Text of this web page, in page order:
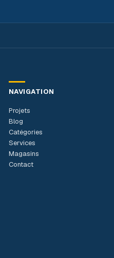
NAVIGATION
Projets
Blog
Catégories
Services
Magasins
Contact